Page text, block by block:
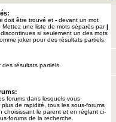
doit être trouvé et - devant un mot
une liste de mots séparés par|
si seulement un des mots
joker pour des résultats partiels.
résultats partiels.
forums dans lesquels vous
de rapidité, tous les sous-forums
choisissant le parent et en réglant ci-
forums de la recherche.